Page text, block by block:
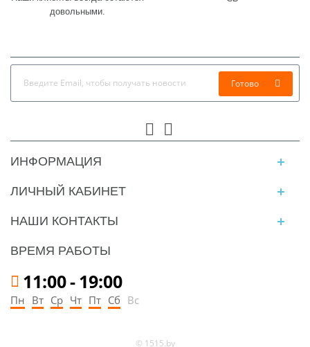
довольными.
Готово
ИНФОРМАЦИЯ
ЛИЧНЫЙ КАБИНЕТ
НАШИ КОНТАКТЫ
ВРЕМЯ РАБОТЫ
11:00-19:00
Пн Вт Ср Чт Пт Сб Вс
© 1515.by